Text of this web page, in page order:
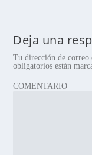
Deja una
Tu dirección de correo
obligatorios están
COMENTARIO